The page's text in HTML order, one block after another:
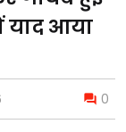
याद आया
0